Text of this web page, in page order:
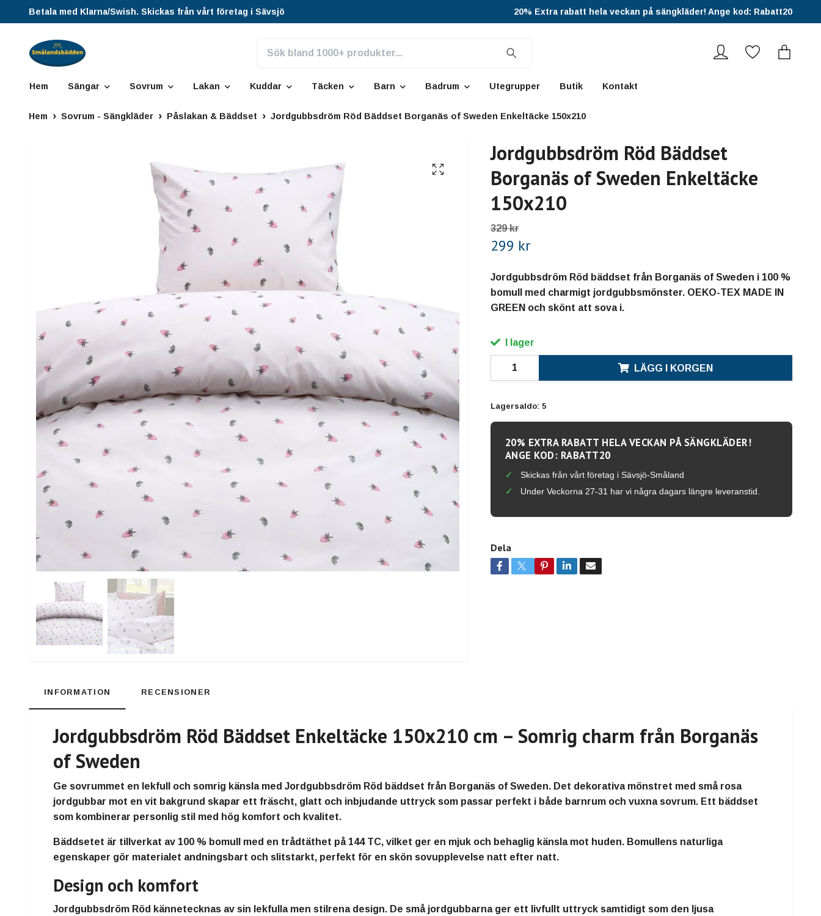
Betala med Klarna/Swish. Skickas från vårt företag i Sävsjö 20% Extra rabatt hela veckan på sängkläder! Ange kod: Rabatt20
Hem Sängar Sovrum Lakan Kuddar Täcken Barn Badrum Utegrupper Butik Kontakt
Hem Sovrum - Sängkläder Påslakan & Bäddset Jordgubbsdröm Röd Bäddset Borganäs of Sweden Enkeltäcke 150x210
Jordgubbsdröm Röd Bäddset
Borganäs of Sweden Enkeltäcke
150x210
329 kr
299 kr
Jordgubbsdröm Röd bäddset från Borganäs of Sweden i 100 %
bomull med charmigt jordgubbsmönster. OEKO-TEX MADE IN
GREEN och skönt att sova i.
I lager
LÄGG I KORGEN
Lagersaldo: 5
20% EXTRA RABATT HELA VECKAN PÅ SÄNGKLÄDER!
ANGE KOD: RABATT20
Skickas från vårt företag i Sävsjö-Småland
Under Veckorna 27-31 har vi några dagars längre leveranstid.
Dela
INFORMATION RECENSIONER
Jordgubbsdröm Röd Bäddset Enkeltäcke 150x210 cm – Somrig charm från Borganäs
of Sweden
Ge sovrummet en lekfull och somrig känsla med Jordgubbsdröm Röd bäddset från Borganäs of Sweden. Det dekorativa mönstret med små rosa
jordgubbar mot en vit bakgrund skapar ett fräscht, glatt och inbjudande uttryck som passar perfekt i både barnrum och vuxna sovrum. Ett bäddset
som kombinerar personlig stil med hög komfort och kvalitet.
Bäddsetet är tillverkat av 100 % bomull med en trådtäthet på 144 TC, vilket ger en mjuk och behaglig känsla mot huden. Bomullens naturliga
egenskaper gör materialet andningsbart och slitstarkt, perfekt för en skön sovupplevelse natt efter natt.
Design och komfort
Jordgubbsdröm Röd kännetecknas av sin lekfulla men stilrena design. De små jordgubbarna ger ett livfullt uttryck samtidigt som den ljusa